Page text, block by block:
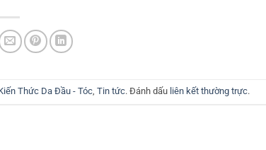
Thức Da Đầu - Tóc, Tin tức. Đánh dấu liên kết thường trực.